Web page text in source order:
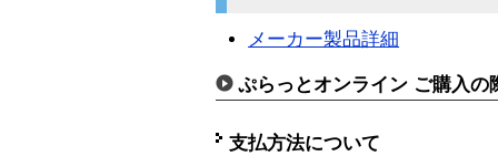
メーカー製品詳細
ぷらっとオンライン ご購入の
支払方法について